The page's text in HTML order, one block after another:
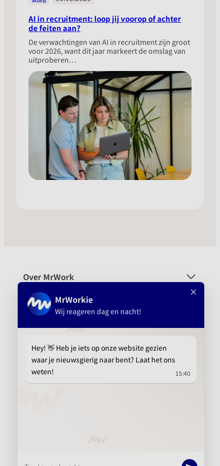
AI in recruitment: loop jij voorop of achter
de feiten aan?
​De verwachtingen van AI in recruitment zijn groot
voor 2026, want dit jaar markeert de omslag van
uitproberen…
Over MrWork
Voor wie
Platform